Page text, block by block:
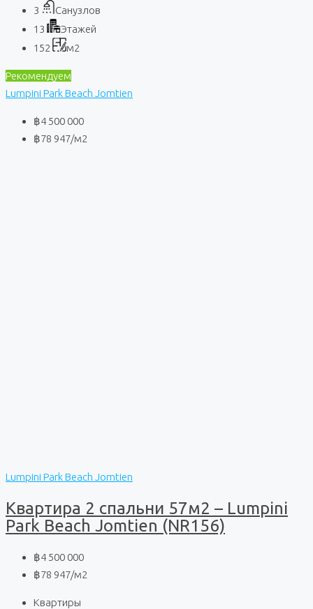
3
Санузлов
13
Этажей
152
м2
Рекомендуем
Lumpini Park Beach Jomtien
฿4 500 000
฿78 947/м2
Lumpini Park Beach Jomtien
Квартира 2 спальни 57м2 – Lumpini
Park Beach Jomtien (NR156)
฿4 500 000
฿78 947/м2
Квартиры